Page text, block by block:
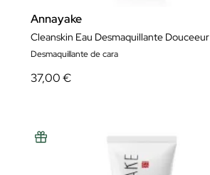
Annayake
Cleanskin Eau Desmaquillante Douceeur
Desmaquillante de cara
37,00 €